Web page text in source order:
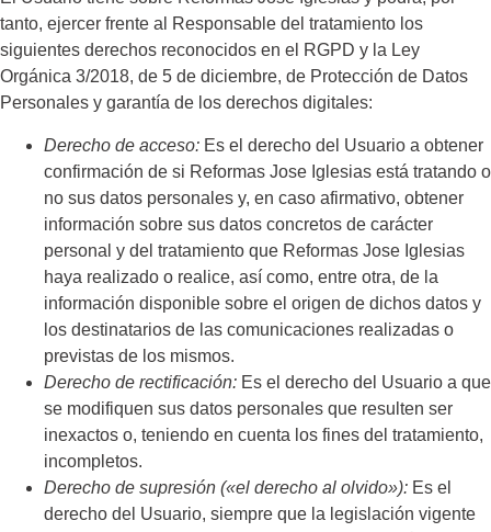
tanto, ejercer frente al Responsable del tratamiento los
siguientes derechos reconocidos en el RGPD y la Ley
Orgánica 3/2018, de 5 de diciembre, de Protección de Datos
Personales y garantía de los derechos digitales:
Derecho de acceso: Es el derecho del Usuario a obtener
confirmación de si Reformas Jose Iglesias está tratando o
no sus datos personales y, en caso afirmativo, obtener
información sobre sus datos concretos de carácter
personal y del tratamiento que Reformas Jose Iglesias
haya realizado o realice, así como, entre otra, de la
información disponible sobre el origen de dichos datos y
los destinatarios de las comunicaciones realizadas o
previstas de los mismos.
Derecho de rectificación: Es el derecho del Usuario a que
se modifiquen sus datos personales que resulten ser
inexactos o, teniendo en cuenta los fines del tratamiento,
incompletos.
Derecho de supresión («el derecho al olvido»): Es el
derecho del Usuario, siempre que la legislación vigente